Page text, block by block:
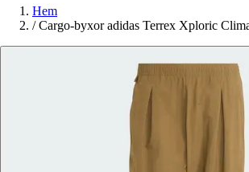
Hem
/ Cargo-byxor adidas Terrex Xploric